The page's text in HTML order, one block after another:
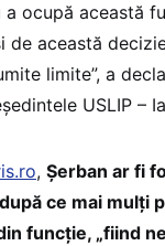
ocupă această
de această
limite”, a
USLIP –
, Șerban ar fi
ce mai mulți
funcție, „fiind